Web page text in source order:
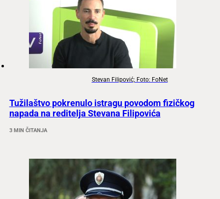
Stevan Filipović; Foto: FoNet
Tužilaštvo pokrenulo istragu povodom fizičkog
napada na reditelja Stevana Filipovića
3 MIN ČITANJA